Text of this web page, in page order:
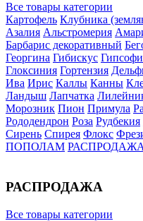
Все товары категории
Картофель Клубника
Азалия Альстромерия
Барбарис декоративный
Георгина Гибискус
Глоксиния Гортензия
Ива Ирис Каллы Канны
Ландыш Лапчатка
Морозник Пион Примула
Рододендрон Роза Рудбекия
Сирень Спирея Флокс
ПОПОЛАМ РАСПРОДАЖА
РАСПРОДАЖА
Все товары категории